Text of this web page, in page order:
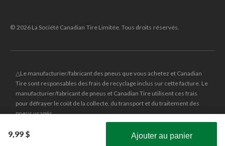
9,99 $ Ajouter au panier
© 2026 La Société Canadian Tire Limitée. Tous droits réservés.
△Le manufacturier/fabricant des pneus que vous achetez et Canadian
Tire sont responsables des frais de recyclage inclus sur cette facture. Le
manufacturier/fabricant de pneus et Canadian Tire utilisent ces frais
pour défrayer le coût de la collecte, du transport et du traitement des
pneus usagés.
et le logo du triangle CANADIAN TIRE sont des
marques de commerce déposées de la Société Canadian Tire Limitée.